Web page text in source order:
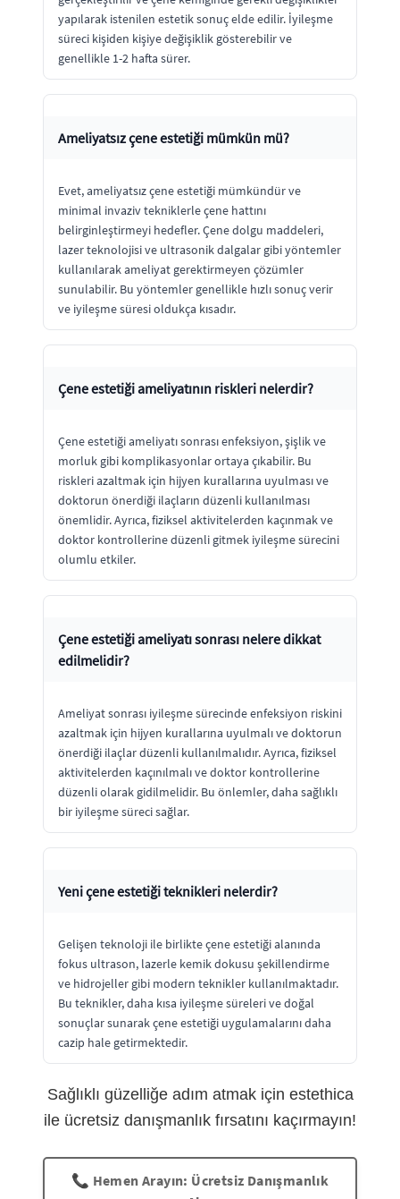
yapılarak istenilen estetik sonuç elde edilir. İyileşme
süreci kişiden kişiye değişiklik gösterebilir ve
genellikle 1-2 hafta sürer.
Ameliyatsız çene estetiği mümkün mü?
Evet, ameliyatsız çene estetiği mümkündür ve
minimal invaziv tekniklerle çene hattını
belirginleştirmeyi hedefler. Çene dolgu maddeleri,
lazer teknolojisi ve ultrasonik dalgalar gibi yöntemler
kullanılarak ameliyat gerektirmeyen çözümler
sunulabilir. Bu yöntemler genellikle hızlı sonuç verir
ve iyileşme süresi oldukça kısadır.
Çene estetiği ameliyatının riskleri nelerdir?
Çene estetiği ameliyatı sonrası enfeksiyon, şişlik ve
morluk gibi komplikasyonlar ortaya çıkabilir. Bu
riskleri azaltmak için hijyen kurallarına uyulması ve
doktorun önerdiği ilaçların düzenli kullanılması
önemlidir. Ayrıca, fiziksel aktivitelerden kaçınmak ve
doktor kontrollerine düzenli gitmek iyileşme sürecini
olumlu etkiler.
Çene estetiği ameliyatı sonrası nelere dikkat
edilmelidir?
Ameliyat sonrası iyileşme sürecinde enfeksiyon riskini
azaltmak için hijyen kurallarına uyulmalı ve doktorun
önerdiği ilaçlar düzenli kullanılmalıdır. Ayrıca, fiziksel
aktivitelerden kaçınılmalı ve doktor kontrollerine
düzenli olarak gidilmelidir. Bu önlemler, daha sağlıklı
bir iyileşme süreci sağlar.
Yeni çene estetiği teknikleri nelerdir?
Gelişen teknoloji ile birlikte çene estetiği alanında
fokus ultrason, lazerle kemik dokusu şekillendirme
ve hidrojeller gibi modern teknikler kullanılmaktadır.
Bu teknikler, daha kısa iyileşme süreleri ve doğal
sonuçlar sunarak çene estetiği uygulamalarını daha
cazip hale getirmektedir.
Sağlıklı güzelliğe adım atmak için estethica
ile ücretsiz danışmanlık fırsatını kaçırmayın!
📞 Hemen Arayın: Ücretsiz Danışmanlık